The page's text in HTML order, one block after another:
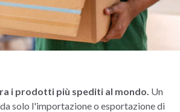
i prodotti più spediti al mondo. Un
solo l'importazione o esportazione di